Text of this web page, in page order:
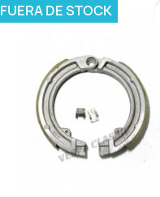
FUERA DE STOCK